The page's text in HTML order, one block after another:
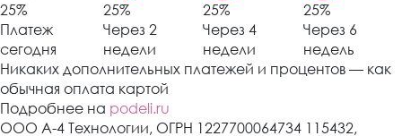
25%
Платеж
сегодня
25%
Через 2
недели
25%
Через 4
недели
25%
Через 6
недель
Никаких дополнительных платежей и процентов — как
обычная оплата картой
Подробнее на podeli.ru
ООО А-4 Технологии, ОГРН 1227700064734 115432,